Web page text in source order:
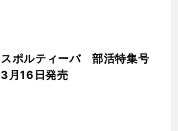
スポルティーバ 部活特集号
3月16日発売